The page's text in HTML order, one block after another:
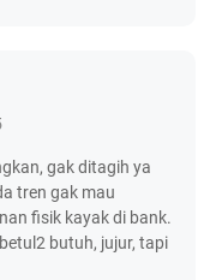
gak ditagih ya
tren gak mau
fisik kayak di bank.
butuh, jujur, tapi